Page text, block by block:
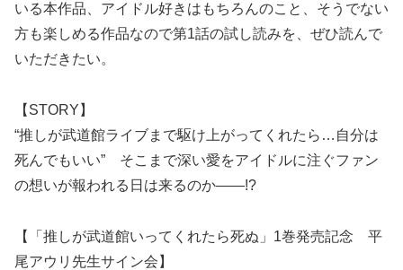
いる本作品、アイドル好きはもちろんのこと、そうでない
方も楽しめる作品なので第1話の試し読みを、ぜひ読んで
いただきたい。
【STORY】
“推しが武道館ライブまで駆け上がってくれたら…自分は
死んでもいい” そこまで深い愛をアイドルに注ぐファン
の想いが報われる日は来るのか――!?
【「推しが武道館いってくれたら死ぬ」1巻発売記念 平
尾アウリ先生サイン会】